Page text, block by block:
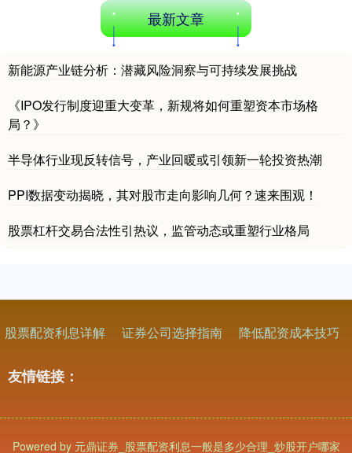
最新文章
新能源产业链分析：潜藏风险洞察与可持续发展挑战
《IPO发行制度迎重大变革，新规将如何重塑资本市场格
局？》
半导体行业现反转信号，产业回暖或引领新一轮投资热潮
PPI数据变动揭晓，其对股市走向影响几何？速来围观！
股票杠杆交易合法性引热议，监管动态或重塑行业格局
股票配资利息详解 证券公司选择指南 降低配资成本技巧
友情链接：
Powered by 元鼎证券_股票配资利息一般是多少合理_炒股开户哪家